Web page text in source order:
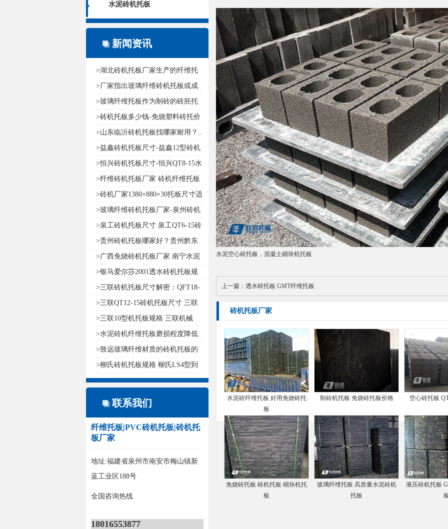
水泥砖机托板
新闻资讯
>湖北砖机托板厂家生产的纤维托
板多..
>厂家指出玻璃纤维砖机托板或成
为建..
>玻璃纤维托板作为制砖的砖胚托
板有..
>砖机托板多少钱-免烧塑料砖托价
格..
>山东临沂砖机托板找哪家耐用？..
>益鑫砖机托板尺寸-益鑫12型砖机
托..
>恒兴砖机托板尺寸-恒兴QT8-15水
泥..
>纤维砖机托板厂家 砖机纤维托板
哪..
>砖机厂家1380×880×30托板尺寸适
合..
>玻璃纤维砖机托板厂家-泉州砖机
托..
>泉工砖机托板尺寸 泉工QT6-15砖
机..
>贵州砖机托板哪家好？贵州黔东
南水..
>广西免烧砖机托板厂家 南宁水泥
砖..
>银马爱尔莎2001透水砖机托板规
格 ..
>三联砖机托板尺寸解密：QFT18-
15自..
>三联QT12-15砖机托板尺寸 三联
QT1..
>三联10型机托板规格 三联机械
QT10..
>水泥砖机纤维托板磨损程度降低
的方..
>致远玻璃纤维材质的砖机托板的
十大..
>柳氏砖机托板规格 柳氏LS4型到
12型..
联系我们
纤维托板|PVC砖机托板|砖机托
板厂家
地址:福建省泉州市南安市梅山镇新
蓝工业区188号
全国咨询热线
18016553877
水泥空心砖托板，混凝土砌块机托板
上一篇： 透水砖托板 GMT纤维托板
砖机托板厂家
水泥砖纤维托板 好用免烧砖托
板
制砖机托板 免烧砖托板价格 空心砖托板
免烧砖托板 砖机托板 砌块机托
板
玻璃纤维托板 高质量水泥砖机
托板
液压砖机托板